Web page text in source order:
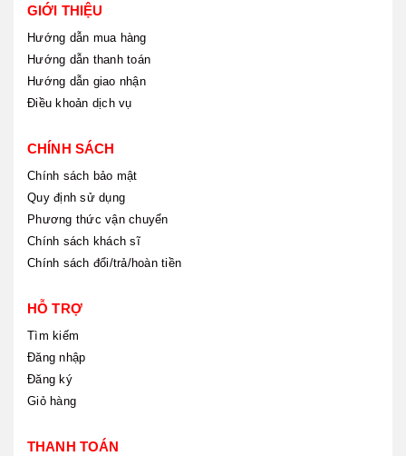
GIỚI THIỆU
Hướng dẫn mua hàng
Hướng dẫn thanh toán
Hướng dẫn giao nhận
Điều khoản dịch vụ
CHÍNH SÁCH
Chính sách bảo mật
Quy định sử dụng
Phương thức vận chuyển
Chính sách khách sĩ
Chính sách đổi/trả/hoàn tiền
HỖ TRỢ
Tìm kiếm
Đăng nhập
Đăng ký
Giỏ hàng
THANH TOÁN